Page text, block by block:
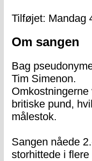
Tilføjet: Mandag
Om sangen
Bag
Tim Simenon.
britiske pund,
målestok.
Sangen nåede
storhittede i